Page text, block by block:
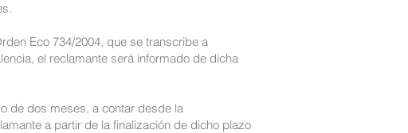
Eco 734/2004, que se transcribe a
el reclamante será informado de dicha
de dos meses, a contar desde la
a partir de la finalización de dicho plazo